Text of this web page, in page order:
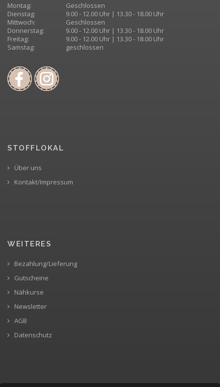
Montag:
Geschlossen
Dienstag:
9.00 - 12.00 Uhr | 13.30 - 18.00 Uhr
Mittwoch:
Geschlossen
Donnerstag:
9.00 - 12.00 Uhr | 13.30 - 18.00 Uhr
Freitag:
9.00 - 12.00 Uhr | 13.30 - 18.00 Uhr
Samstag:
geschlossen
STOFFLOKAL
Über uns
Kontakt/Impressum
WEITERES
Bezahlung/Lieferung
Gutscheine
Nähkurse
Newsletter
AGB
Datenschutz